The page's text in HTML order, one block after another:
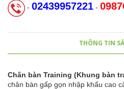
- 02439957221 -
THÔNG TIN
Chân bàn Training (Khung bàn
chân bàn gấp gọn nhập khẩu cao